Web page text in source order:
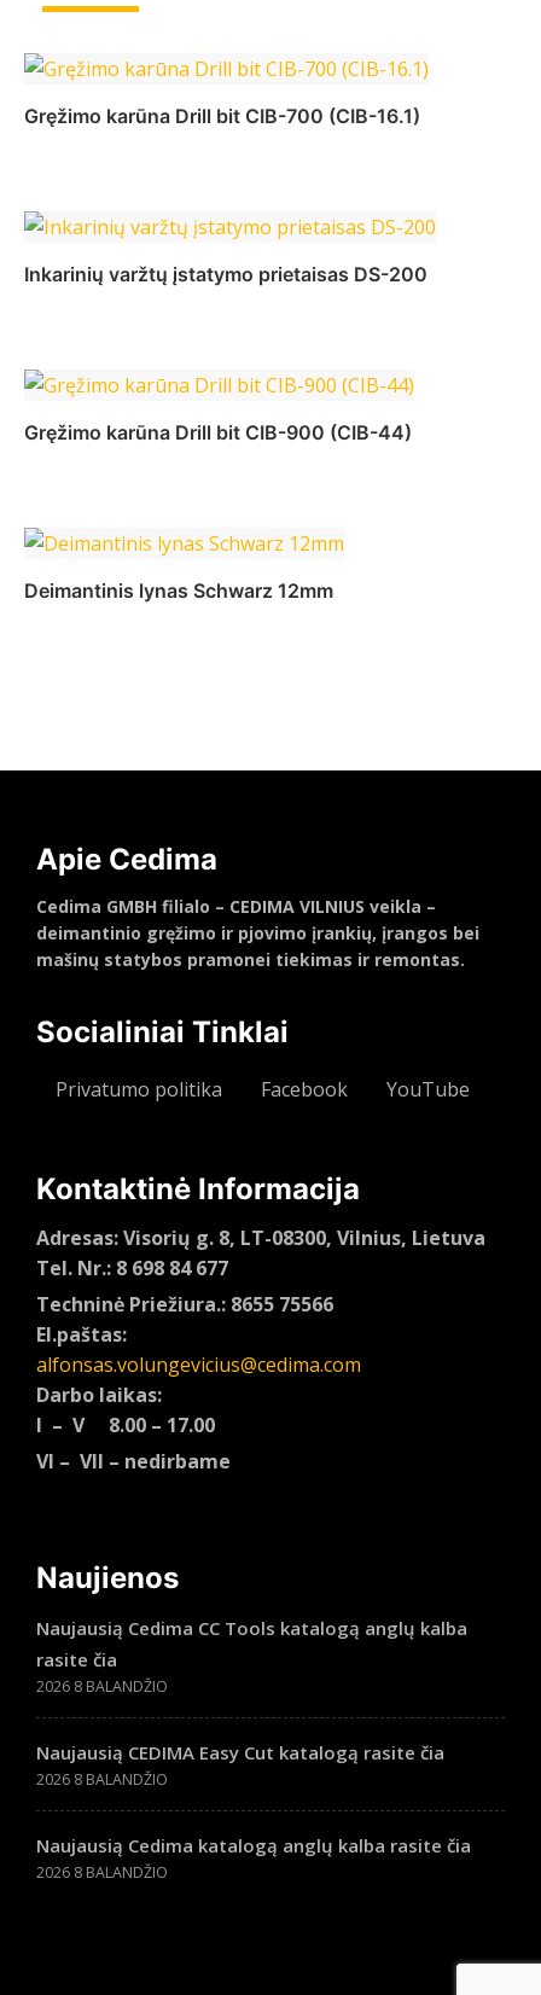
Gręžimo karūna Drill bit CIB-700 (CIB-16.1)
Daugiau
Inkarinių varžtų įstatymo prietaisas DS-200
Daugiau
Gręžimo karūna Drill bit CIB-900 (CIB-44)
Daugiau
Deimantinis lynas Schwarz 12mm
Apie Cedima
Cedima GMBH filialo – CEDIMA VILNIUS veikla –
deimantinio gręžimo ir pjovimo įrankių, įrangos bei
mašinų statybos pramonei tiekimas ir remontas.
Socialiniai Tinklai
Privatumo politika Facebook YouTube
Kontaktinė Informacija
Adresas: Visorių g. 8, LT-08300, Vilnius, Lietuva
Tel. Nr.: 8 698 84 677
Techninė Priežiura.: 8655 75566
El.paštas:
alfonsas.volungevicius@cedima.com
Darbo laikas:
I – V 8.00 – 17.00
VI – VII – nedirbame
Naujienos
Naujausią Cedima CC Tools katalogą anglų kalba
rasite čia
2026 8 BALANDŽIO
Naujausią CEDIMA Easy Cut katalogą rasite čia
2026 8 BALANDŽIO
Naujausią Cedima katalogą anglų kalba rasite čia
2026 8 BALANDŽIO